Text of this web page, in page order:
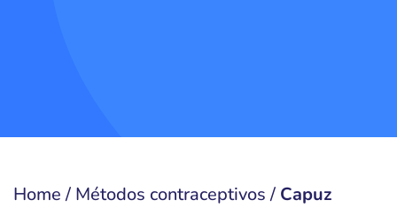
Home/ Métodos contraceptivos/ Capuz